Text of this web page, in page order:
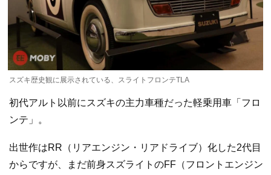
スズキ歴史観に展示されている、スライトフロンテTLA
初代アルト以前にスズキの主力車種だった軽乗用車「フロ
ンテ」。
出世作はRR（リアエンジン・リアドライブ）化した2代目
からですが、まだ前身スズライトのFF（フロントエンジン